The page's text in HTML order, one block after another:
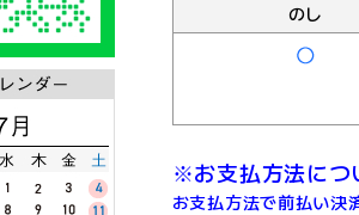
のし
※お支払方法に
お支払方法で前払い決